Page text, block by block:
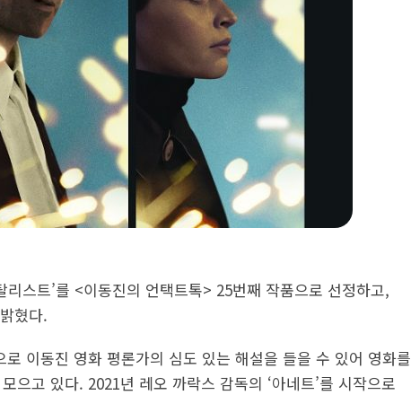
스트’를 <이동진의 언택트톡> 25번째 작품으로 선정하고,
혔다.
이동진 영화 평론가의 심도 있는 해설을 들을 수 있어 영화를
으고 있다. 2021년 레오 까락스 감독의 ‘아네트’를 시작으로